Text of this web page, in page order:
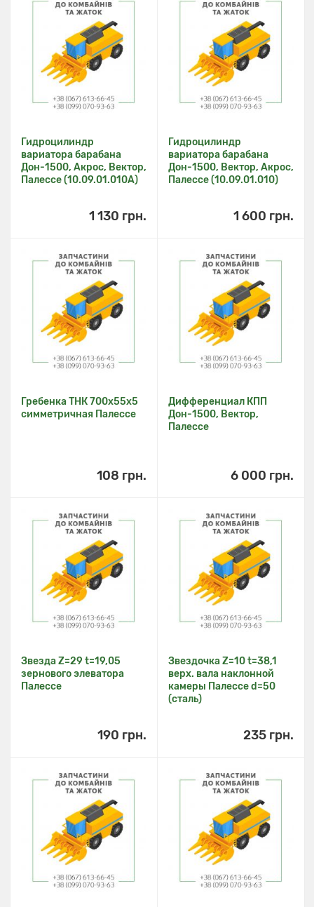
Гидроцилиндр
вариатора барабана
Дон-1500, Акрос, Вектор,
Палессе (10.09.01.010А)
1 130 грн.
Гидроцилиндр
вариатора барабана
Дон-1500, Вектор, Акрос,
Палессе (10.09.01.010)
1 600 грн.
Гребенка ТНК 700х55х5
симметричная Палессе
108 грн.
Дифференциал КПП
Дон-1500, Вектор,
Палессе
6 000 грн.
Звезда Z=29 t=19,05
зернового элеватора
Палессе
190 грн.
Звездочка Z=10 t=38,1
верх. вала наклонной
камеры Палессе d=50
(сталь)
235 грн.